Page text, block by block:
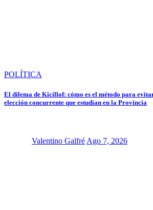
POLÍTICA
El dilema de Kicillof: cómo es el método para
elección concurrente que estudian en la Provincia
Valentino Galfré Ago 7, 2026